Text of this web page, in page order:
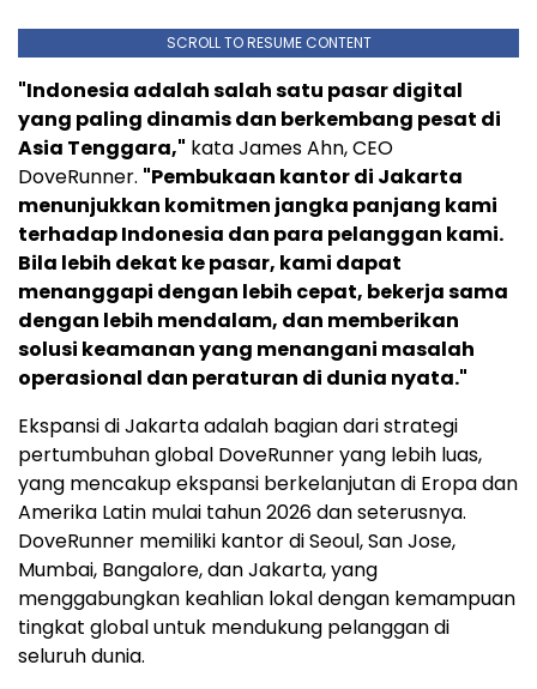
SCROLL TO RESUME CONTENT
"Indonesia adalah salah satu pasar digital
yang paling dinamis dan berkembang pesat di
Asia Tenggara," kata James Ahn, CEO
DoveRunner. "Pembukaan kantor di Jakarta
menunjukkan komitmen jangka panjang kami
terhadap Indonesia dan para pelanggan kami.
Bila lebih dekat ke pasar, kami dapat
menanggapi dengan lebih cepat, bekerja sama
dengan lebih mendalam, dan memberikan
solusi keamanan yang menangani masalah
operasional dan peraturan di dunia nyata."
Ekspansi di Jakarta adalah bagian dari strategi
pertumbuhan global DoveRunner yang lebih luas,
yang mencakup ekspansi berkelanjutan di Eropa dan
Amerika Latin mulai tahun 2026 dan seterusnya.
DoveRunner memiliki kantor di Seoul, San Jose,
Mumbai, Bangalore, dan Jakarta, yang
menggabungkan keahlian lokal dengan kemampuan
tingkat global untuk mendukung pelanggan di
seluruh dunia.